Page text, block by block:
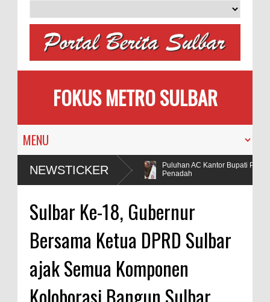
FOKUS METRO SULBAR
NEWSTICKER
MAPIA Ajak Calon Pengantin
Tanam Pohon
Puluhan AC Kantor Bupati
Penadah
Sulbar Ke-18, Gubernur
Bersama Ketua DPRD Sulbar
ajak Semua Komponen